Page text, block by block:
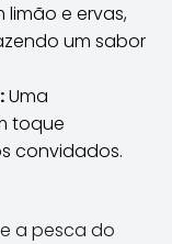
limão e ervas,
um sabor
Uma
toque
convidados.
a pesca do